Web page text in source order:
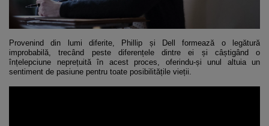
Provenind din lumi diferite, Phillip și Dell formează o legătură
improbabilă, trecând peste diferențele dintre ei și câștigând o
înțelepciune neprețuită în acest proces, oferindu-și unul altuia un
sentiment de pasiune pentru toate posibilitățile vieții.